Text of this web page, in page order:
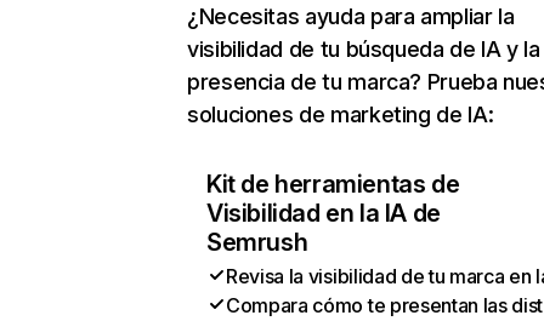
¿Necesitas ayuda para ampliar la
visibilidad de tu búsqueda de IA y la
presencia de tu marca? Prueba
soluciones de marketing de IA:
Kit de herramientas de
Visibilidad en la IA de
Semrush
Revisa la visibilidad de tu marca en
Compara cómo te presentan las